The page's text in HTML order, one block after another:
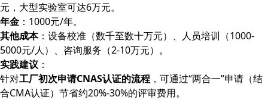
元，大型实验室可达6万元。
年金 ：1000元/年。
其他成本：设备校准（数千至数十万元）、人员培训（1000-
5000元/人）、咨询服务（2-10万元）。
实践建议 ：
针对工厂初次申请CNAS认证的流程 ，可通过“两合一”申请（结
合CMA认证）节省约20%-30%的评审费用。